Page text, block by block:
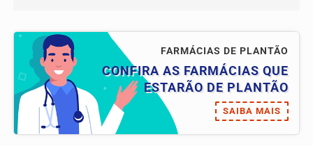
FARMÁCIAS DE PLANTÃO
CONFIRA AS FARMÁCIAS QUE
ESTARÃO DE PLANTÃO
SAIBA MAIS